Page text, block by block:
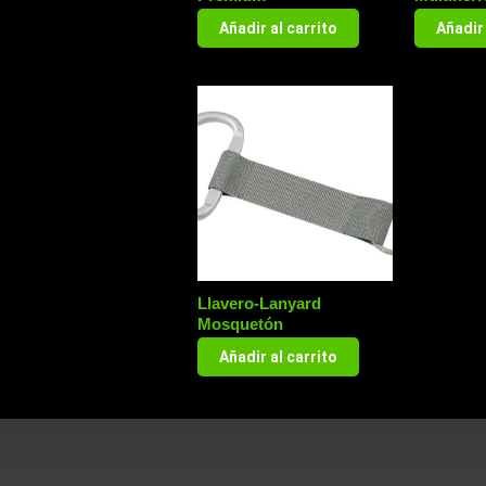
Añadir al carrito
Llavero-Lanyard
Mosquetón
Añadir al carrito